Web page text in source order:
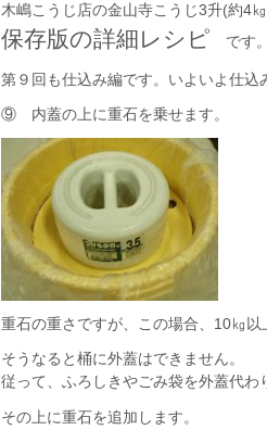
木嶋こうじ店の金山寺こうじ3升(約4
保存版の詳細レシピ です。
第９回も仕込み編です。いよいよ仕込
⑨ 内蓋の上に重石を乗せます。
重石の重さですが、この場合、10㎏以
そうなると桶に外蓋はできません。
従って、ふろしきやごみ袋を外蓋代わ
その上に重石を追加します。